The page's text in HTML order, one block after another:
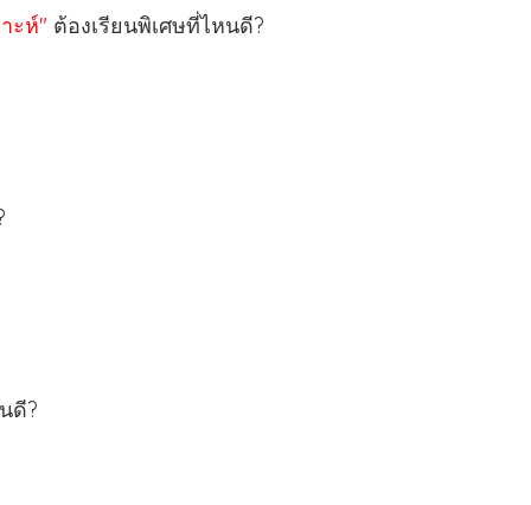
ะห์" ต้องเรียนพิเศษที่ไหนดี?
ดี?